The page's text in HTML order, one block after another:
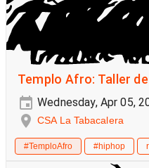
Templo Afro: Taller
Wednesday, Apr 05,
CSA La Tabacalera
#TemploAfro #hiphop